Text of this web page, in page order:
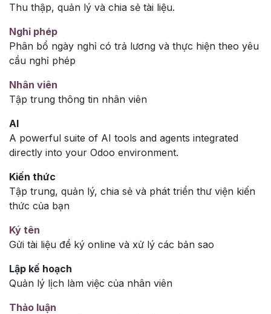
Thu thập, quản lý và chia sẻ tài liệu.
Nghỉ phép
Phân bổ ngày nghỉ có trả lương và thực hiện theo yêu
cầu nghỉ phép
Nhân viên
Tập trung thông tin nhân viên
AI
A powerful suite of AI tools and agents integrated
directly into your Odoo environment.
Kiến thức
Tập trung, quản lý, chia sẻ và phát triển thư viện kiến
thức của bạn
Ký tên
Gửi tài liệu để ký online và xử lý các bản sao
Lập kế hoạch
Quản lý lịch làm việc của nhân viên
Thảo luận